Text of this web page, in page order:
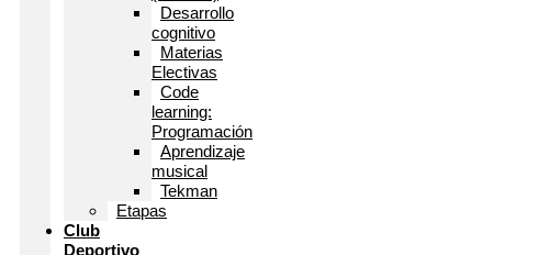
Desarrollo
cognitivo
Materias
Electivas
Code
learning:
Programación
Aprendizaje
musical
Tekman
Etapas
Club
Deportivo